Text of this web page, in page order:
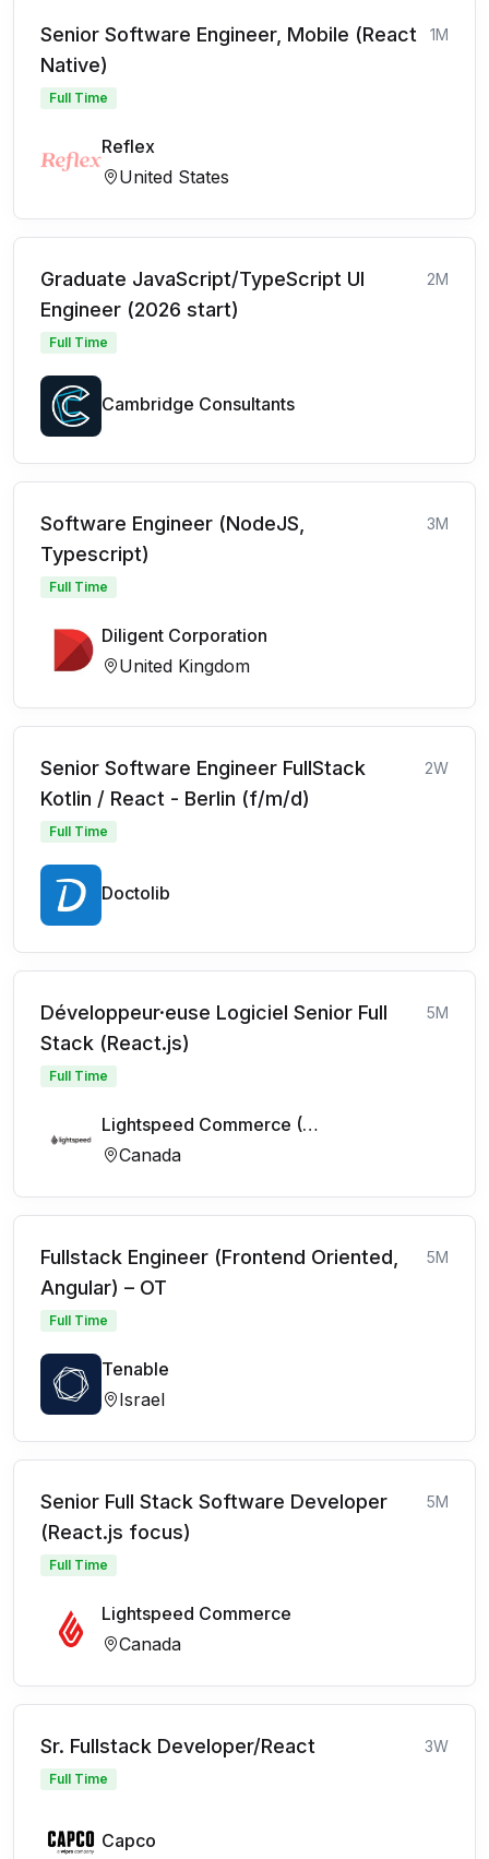
Senior Software Engineer, Mobile (React
Native)
1M
Full Time
Reflex
United States
Graduate JavaScript/TypeScript UI
Engineer (2026 start)
2M
Full Time
Cambridge Consultants
Software Engineer (NodeJS,
Typescript)
3M
Full Time
Diligent Corporation
United Kingdom
Senior Software Engineer FullStack
Kotlin / React - Berlin (f/m/d)
2W
Full Time
Doctolib
Développeur·euse Logiciel Senior Full
Stack (React.js)
5M
Full Time
Lightspeed Commerce (FR)
Canada
Fullstack Engineer (Frontend Oriented,
Angular) – OT
5M
Full Time
Tenable
Israel
Senior Full Stack Software Developer
(React.js focus)
5M
Full Time
Lightspeed Commerce
Canada
Sr. Fullstack Developer/React 3W
Full Time
Capco